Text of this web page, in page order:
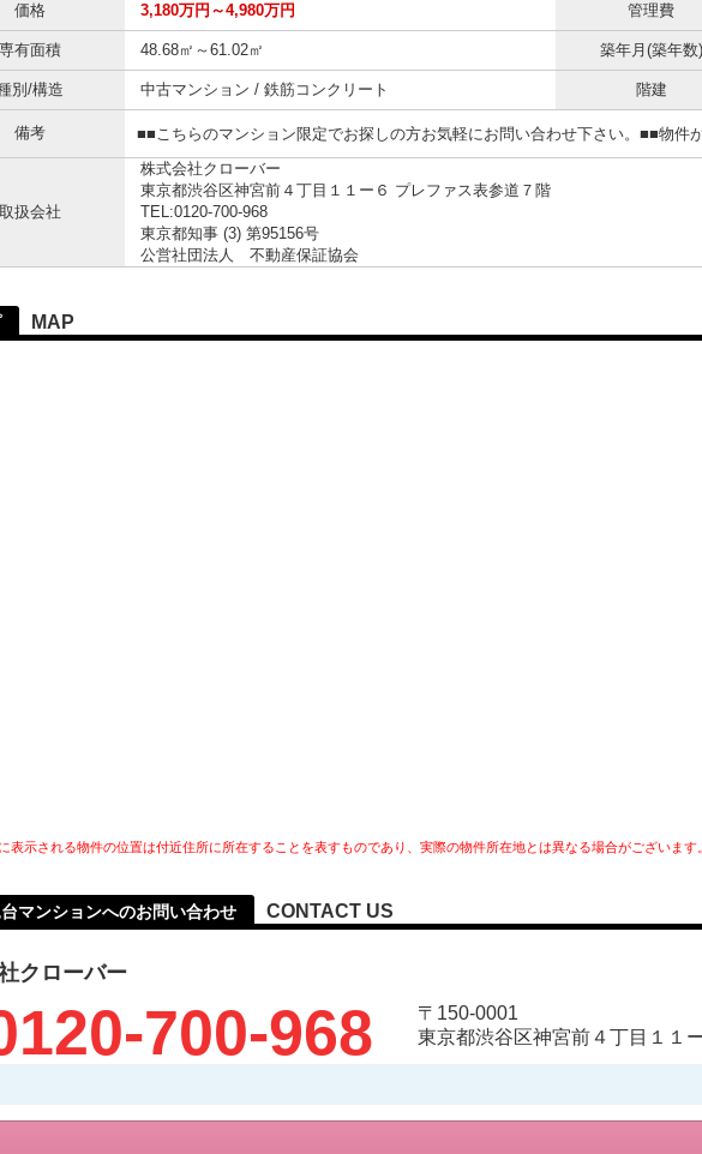
価格
3,180万円～4,980万円 管理費
専有面積 48.68㎡～61.02㎡ 築年月(築年数)
別/構造 中古マンション / 鉄筋コンクリート 階建
備考 ■■こちらのマンション限定でお探しの方お気軽にお問い合わせ下さい。■■物件
取扱会社
株式会社クローバー
東京都渋谷区神宮前４丁目１１ー６ プレファス表参道７階
TEL:0120-700-968
東京都知事 (3) 第95156号
公営社団法人 不動産保証協会
MAP
表示される物件の位置は付近住所に所在することを表すものであり、実際の物件所在地とは異なる場合がございます。
マンションへのお問い合わせ CONTACT US
クローバー
700-968
〒150-0001
東京都渋谷区神宮前４丁目１１